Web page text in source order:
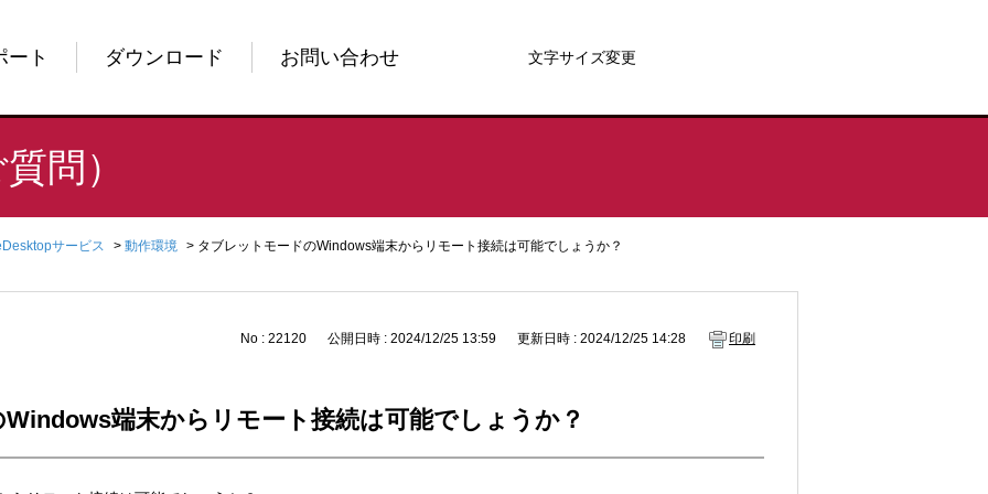
ート ダウンロード お問い合わせ 文字サイズ変更
問）
サービス > 動作環境 > タブレットモードのWindows端末からリモート接続は可能でしょうか？
No : 22120 公開日時 : 2024/12/25 13:59 更新日時 : 2024/12/25 14:28 印刷
端末からリモート接続は可能でしょうか？